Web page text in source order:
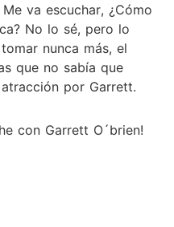
va escuchar, ¿Cómo
No lo sé, pero lo
nunca más, el
que no sabía que
por Garrett.
con Garrett O´brien!